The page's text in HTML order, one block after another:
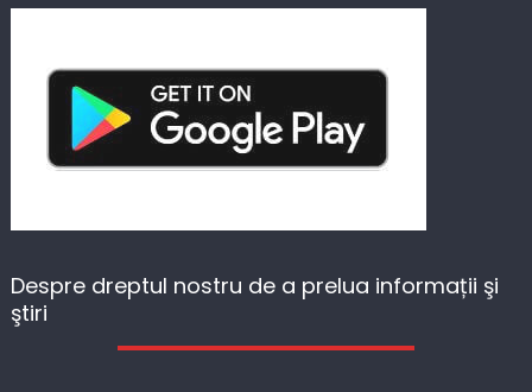
Despre dreptul nostru de a prelua informații şi
ştiri